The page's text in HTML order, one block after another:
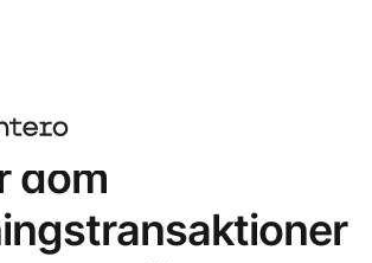
dom